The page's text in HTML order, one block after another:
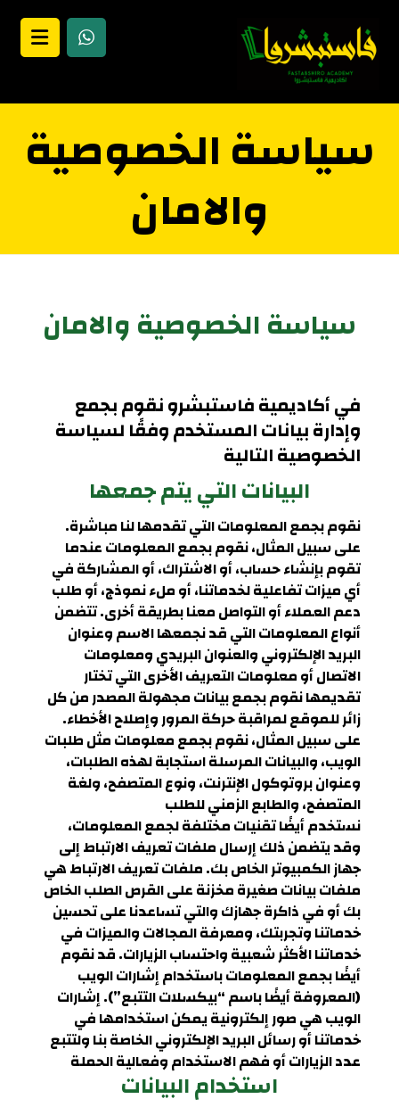
سياسة الخصوصية
والامان
سياسة الخصوصية والامان
فيأكاديمية فاستبشرونقوم بجمع
وإدارة بيانات المستخدم وفقًا لسياسة
الخصوصية التالية
البيانات التي يتم جمعها
نقوم بجمع المعلومات التي تقدمها لنا مباشرة.
على سبيل المثال، نقوم بجمع المعلومات عندما
تقوم بإنشاء حساب، أو الاشتراك، أو المشاركة في
أي ميزات تفاعلية لخدماتنا، أو ملء نموذج، أو طلب
دعم العملاء أو التواصل معنا بطريقة أخرى. تتضمن
أنواع المعلومات التي قد نجمعها الاسم وعنوان
البريد الإلكتروني والعنوان البريدي ومعلومات
الاتصال أو معلومات التعريف الأخرى التي تختار
تقديمها نقوم بجمع بيانات مجهولة المصدر من كل
زائر للموقع لمراقبة حركة المرور وإصلاح الأخطاء.
على سبيل المثال، نقوم بجمع معلومات مثل طلبات
الويب، والبيانات المرسلة استجابة لهذه الطلبات،
وعنوان بروتوكول الإنترنت، ونوع المتصفح، ولغة
المتصفح، والطابع الزمني للطلب
نستخدم أيضًا تقنيات مختلفة لجمع المعلومات،
وقد يتضمن ذلك إرسال ملفات تعريف الارتباط إلى
جهاز الكمبيوتر الخاص بك. ملفات تعريف الارتباط هي
ملفات بيانات صغيرة مخزنة على القرص الصلب الخاص
بك أو في ذاكرة جهازك والتي تساعدنا على تحسين
خدماتنا وتجربتك، ومعرفة المجالات والميزات في
خدماتنا الأكثر شعبية واحتساب الزيارات. قد نقوم
أيضًا بجمع المعلومات باستخدام إشارات الويب
(المعروفة أيضًا باسم “بيكسلات التتبع”). إشارات
الويب هي صور إلكترونية يمكن استخدامها في
خدماتنا أو رسائل البريد الإلكتروني الخاصة بنا ولتتبع
عدد الزيارات أو فهم الاستخدام وفعالية الحملة
استخدام البيانات